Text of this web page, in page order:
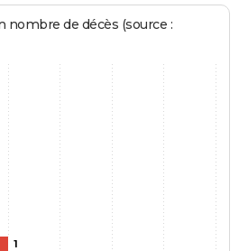
nombre de décès (source :
1